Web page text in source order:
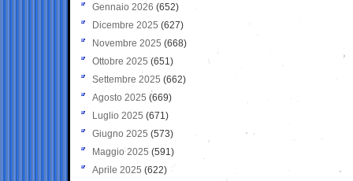
Gennaio 2026 (652)
Dicembre 2025 (627)
Novembre 2025 (668)
Ottobre 2025 (651)
Settembre 2025 (662)
Agosto 2025 (669)
Luglio 2025 (671)
Giugno 2025 (573)
Maggio 2025 (591)
Aprile 2025 (622)